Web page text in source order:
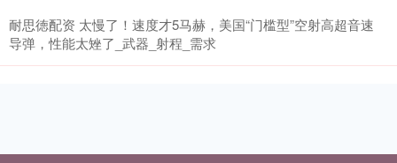
耐思徳配资 太慢了！速度才5马赫，美国“门槛型”空射高超音速
导弹，性能太矬了_武器_射程_需求